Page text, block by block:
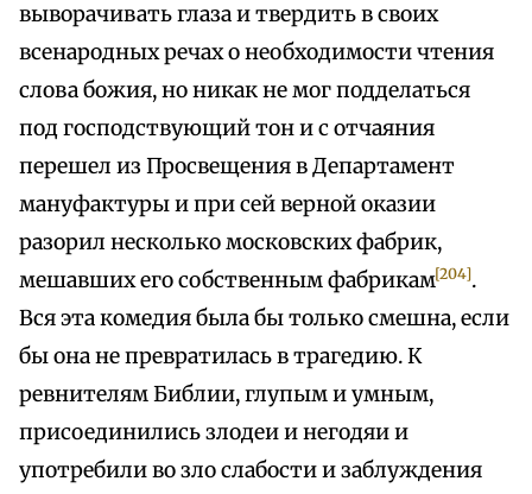
выворачивать глаза и твердить в своих
всенародных речах о необходимости чтения
слова божия, но никак не мог подделаться
под господствующий тон и с отчаяния
перешел из Просвещения в Департамент
мануфактуры и при сей верной оказии
разорил несколько московских фабрик,
мешавших его собственным фабрикам[204].
Вся эта комедия была бы только смешна, если
бы она не превратилась в трагедию. К
ревнителям Библии, глупым и умным,
присоединились злодеи и негодяи и
употребили во зло слабости и заблуждения